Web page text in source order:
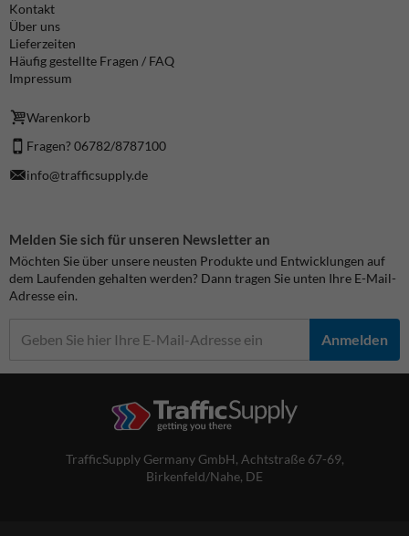
Kontakt
Über uns
Lieferzeiten
Häufig gestellte Fragen / FAQ
Impressum
Warenkorb
Fragen? 06782/8787100
info@trafficsupply.de
Melden Sie sich für unseren Newsletter an
Möchten Sie über unsere neusten Produkte und Entwicklungen auf
dem Laufenden gehalten werden? Dann tragen Sie unten Ihre E-Mail-
Adresse ein.
Anmelden
TrafficSupply Germany GmbH, Achtstraße 67-69,
Birkenfeld/Nahe, DE